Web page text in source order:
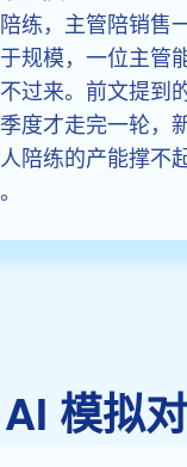
练，主管陪销售
规模，一位主管
过来。前文提到
度才走完一轮，
陪练的产能撑不
AI 模拟